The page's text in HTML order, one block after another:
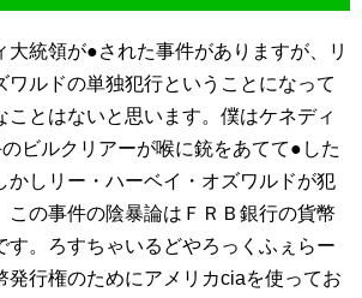
大統領が●された事件がありますが、リ
ワルドの単独犯行ということになって
ことはないと思います。僕はケネディ
ビルクリアーが喉に銃をあてて●した
かしリー・ハーベイ・オズワルドが犯
この事件の陰暴論はＦＲＢ銀行の貨幣
す。ろすちゃいるどやろっくふぇらー
発行権のためにアメリカciaを使ってお